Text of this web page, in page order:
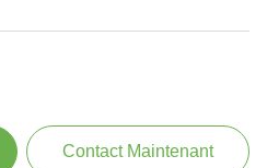
Contact Maintenant